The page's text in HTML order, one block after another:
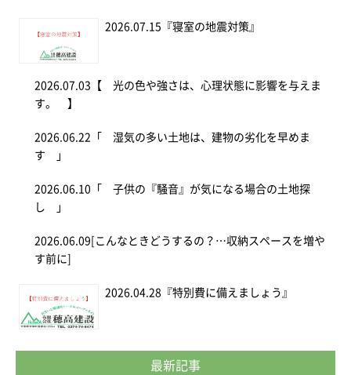
2026.07.15 『寝室の地震対策』
2026.07.03 【 光の色や強さは、心理状態に影響を与えま
す。 】
2026.06.22 「 湿気の多い土地は、建物の劣化を早めま
す 」
2026.06.10 「 子供の『騒音』が気になる場合の土地探
し 」
2026.06.09 [こんなときどうするの？…収納スペースを増や
す前に]
2026.04.28 『特別費に備えましょう』
最新記事